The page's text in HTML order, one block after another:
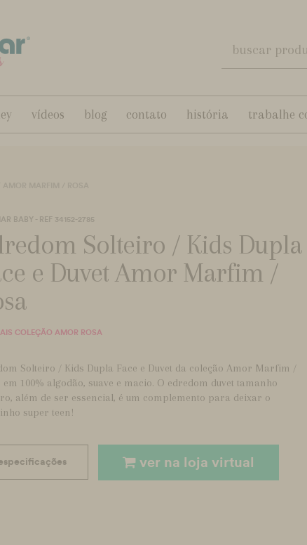
vídeos blog contato história trabalhe
BABY - REF 34152-2785
Solteiro / Kids Dupla
e Duvet Amor Marfim /
COLEÇÃO AMOR ROSA
Solteiro / Kids Dupla Face e Duvet da coleção Amor Marfim /
em 100% algodão, suave e macio. O edredom duvet tamanho
além de ser essencial, é um complemento para deixar o
super teen!
ver na loja virtual